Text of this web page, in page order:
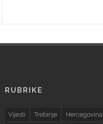
RUBRIKE
Vijesti Trebinje Hercegovina